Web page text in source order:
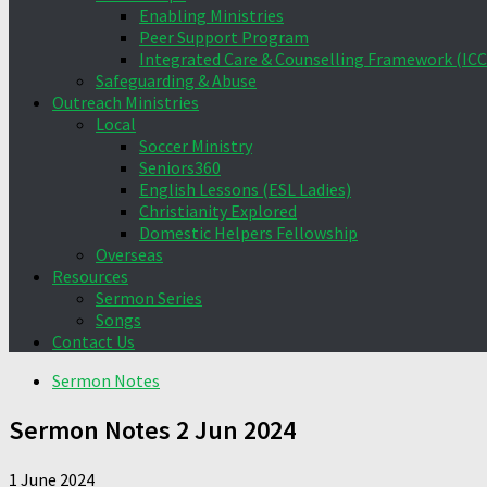
Enabling Ministries
Peer Support Program
Integrated Care & Counselling Framework
Safeguarding & Abuse
Outreach Ministries
Local
Soccer Ministry
Seniors360
English Lessons (ESL Ladies)
Christianity Explored
Domestic Helpers Fellowship
Overseas
Resources
Sermon Series
Songs
Contact Us
Sermon Notes
Sermon Notes 2 Jun 2024
1 June 2024